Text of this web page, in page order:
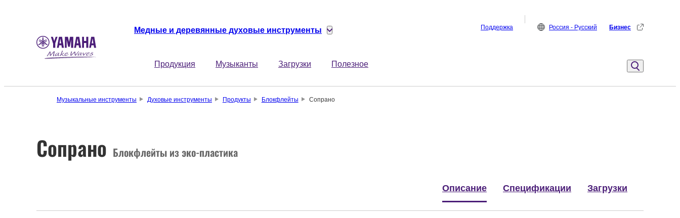
Медные и деревянные духовые инструменты
Продукция Музыканты Загрузки Полезное
Поддержка Россия - Русский Бизнес
Музыкальные инструменты Духовые инструменты Продукты Блокфлейты Сопрано
Сопрано Блокфлейты из эко-пластика
Описание Спецификации Загрузки